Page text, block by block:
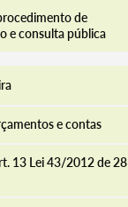
de
e consulta pública
e contas
13 Lei 43/2012 de 28